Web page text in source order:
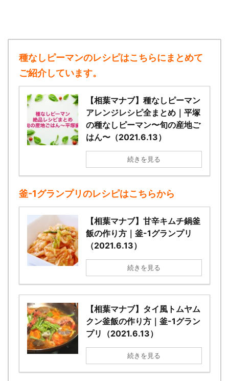
種なしピーマンのレシピはこちらにまとめて
ご紹介しています。
【相葉マナブ】種なしピーマン
アレンジレシピ全まとめ｜平塚
の種なしピーマン〜旬の産地ご
はん〜（2021.6.13）
続きを見る
釜-1グランプリのレシピはこちらから
【相葉マナブ】甘辛キムチ鍋釜
飯の作り方｜釜-1グランプリ
（2021.6.13）
続きを見る
【相葉マナブ】タイ風トムヤム
クン釜飯の作り方｜釜-1グラン
プリ（2021.6.13）
続きを見る